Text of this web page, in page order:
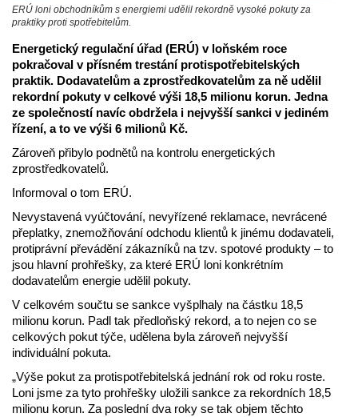
ERÚ loni obchodníkům s energiemi udělil rekordně vysoké pokuty za
praktiky proti spotřebitelům.
Energetický regulační úřad (ERÚ) v loňském roce
pokračoval v přísném trestání protispotřebitelských
praktik. Dodavatelům a zprostředkovatelům za ně udělil
rekordní pokuty v celkové výši 18,5 milionu korun. Jedna
ze společností navíc obdržela i nejvyšší sankci v jediném
řízení, a to ve výši 6 milionů Kč.
Zároveň přibylo podnětů na kontrolu energetických
zprostředkovatelů.
Informoval o tom ERÚ.
Nevystavená vyúčtování, nevyřízené reklamace, nevrácené
přeplatky, znemožňování odchodu klientů k jinému dodavateli,
protiprávní převádění zákazníků na tzv. spotové produkty – to
jsou hlavní prohřešky, za které ERÚ loni konkrétním
dodavatelům energie udělil pokuty.
V celkovém součtu se sankce vyšplhaly na částku 18,5
milionu korun. Padl tak předloňský rekord, a to nejen co se
celkových pokut týče, udělena byla zároveň nejvyšší
individuální pokuta.
„Výše pokut za protispotřebitelská jednání rok od roku roste.
Loni jsme za tyto prohřešky uložili sankce za rekordních 18,5
milionu korun. Za poslední dva roky se tak objem těchto